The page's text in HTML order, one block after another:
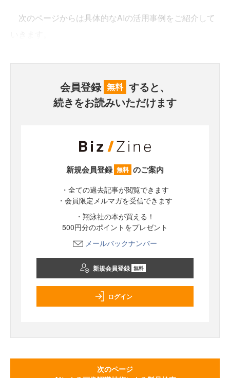
次のページからは具体的なAIの活用事例をご紹介して
会員登録 無料 すると、
続きをお読みいただけます
新規会員登録 無料 のご案内
・全ての過去記事が閲覧できます
・会員限定メルマガを受信できます
・翔泳社の本が買える！
500円分のポイントをプレゼント
メールバックナンバー
新規会員登録 無料
ログイン
次のページ